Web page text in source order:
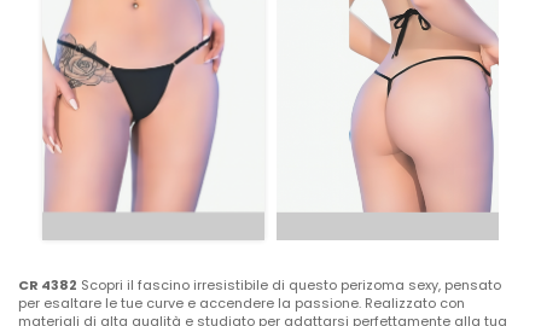
CR 4382 Scopri il fascino irresistibile di questo perizoma sexy, pensato
per esaltare le tue curve e accendere la passione. Realizzato con
materiali di alta qualità e studiato per adattarsi perfettamente alla tua